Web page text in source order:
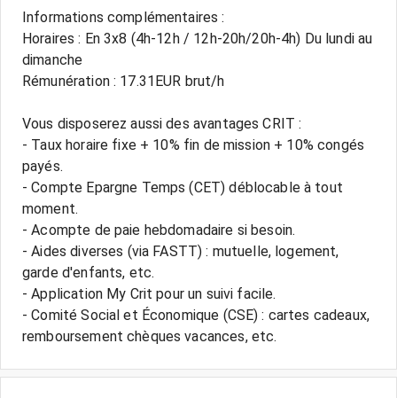
Informations complémentaires :
Horaires : En 3x8 (4h-12h / 12h-20h/20h-4h) Du lundi au
dimanche
Rémunération : 17.31EUR brut/h
Vous disposerez aussi des avantages CRIT :
- Taux horaire fixe + 10% fin de mission + 10% congés
payés.
- Compte Epargne Temps (CET) déblocable à tout
moment.
- Acompte de paie hebdomadaire si besoin.
- Aides diverses (via FASTT) : mutuelle, logement,
garde d'enfants, etc.
- Application My Crit pour un suivi facile.
- Comité Social et Économique (CSE) : cartes cadeaux,